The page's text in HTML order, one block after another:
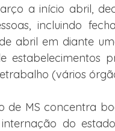
a início abril,
incluindo
abril em diante
estabelecimentos
(vários
de MS concentra
do